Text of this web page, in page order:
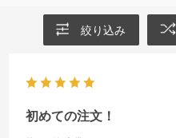
絞り込み
初めての注文！